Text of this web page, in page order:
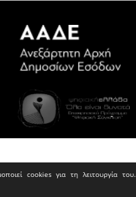
cookies για τη λειτουργία του.